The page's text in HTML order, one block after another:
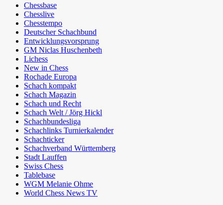
Chessbase
Chesslive
Chesstempo
Deutscher Schachbund
Entwicklungsvorsprung
GM Niclas Huschenbeth
Lichess
New in Chess
Rochade Europa
Schach kompakt
Schach Magazin
Schach und Recht
Schach Welt / Jörg Hickl
Schachbundesliga
Schachlinks Turnierkalender
Schachticker
Schachverband Württemberg
Stadt Lauffen
Swiss Chess
Tablebase
WGM Melanie Ohme
World Chess News TV